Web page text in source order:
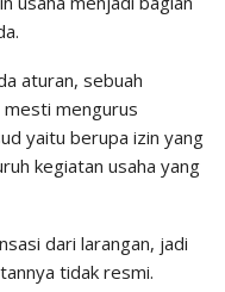
aturan, sebuah
mesti mengurus
yaitu berupa izin yang
kegiatan usaha yang
dari larangan, jadi
tidak resmi.